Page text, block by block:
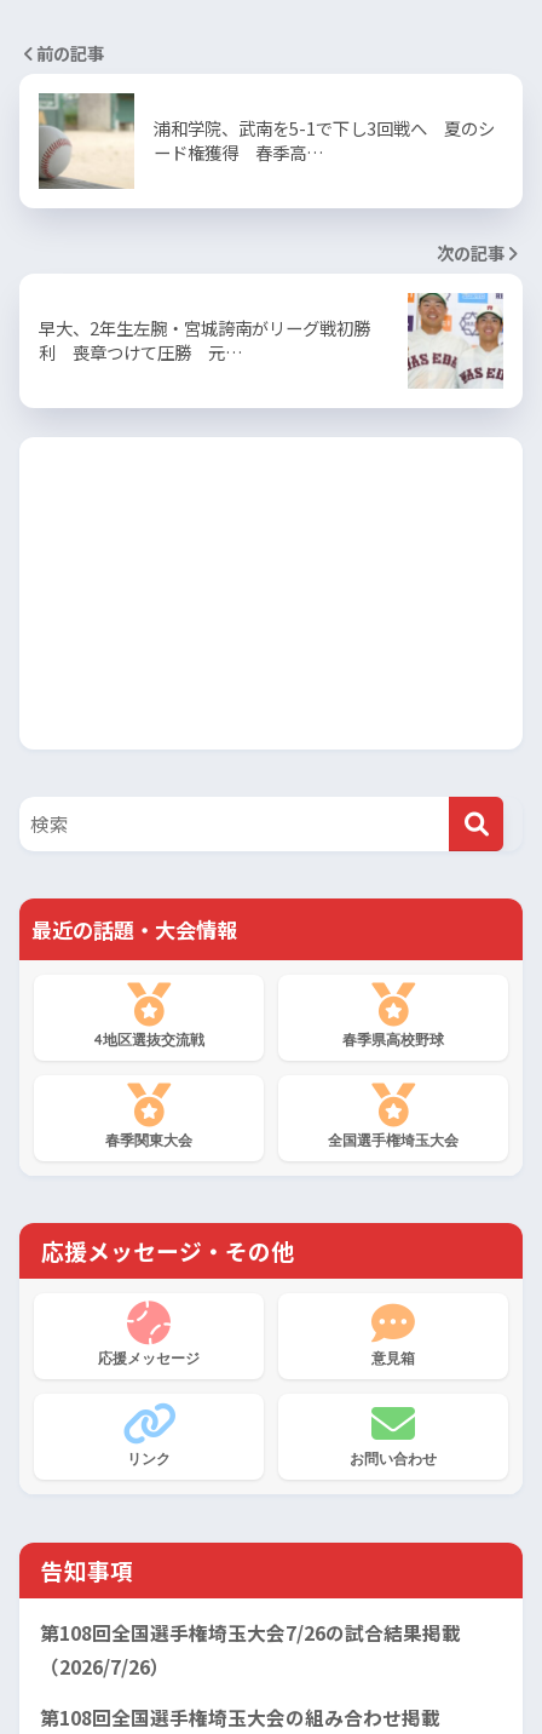
前の記事
浦和学院、武南を5-1で下し3回戦へ 夏のシ
ード権獲得 春季高…
次の記事
早大、2年生左腕・宮城誇南がリーグ戦初勝
利 喪章つけて圧勝 元…
最近の話題・大会情報
4地区選抜交流戦 春季県高校野球
春季関東大会 全国選手権埼玉大会
応援メッセージ・その他
応援メッセージ 意見箱
リンク お問い合わせ
告知事項
第108回全国選手権埼玉大会7/26の試合結果掲載
（2026/7/26）
第108回全国選手権埼玉大会の組み合わせ掲載